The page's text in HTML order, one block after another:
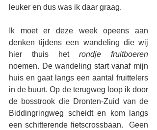
leuker en dus was ik daar graag.
Ik moet er deze week opeens aan
denken tijdens een wandeling die wij
hier thuis het rondje fruitboeren
noemen. De wandeling start vanaf mijn
huis en gaat langs een aantal fruittelers
in de buurt. Op de terugweg loop ik door
de bosstrook die Dronten-Zuid van de
Biddingringweg scheidt en kom langs
een schitterende fietscrossbaan.  Geen